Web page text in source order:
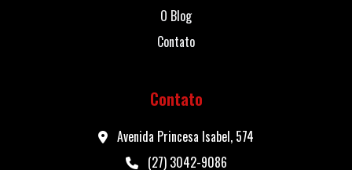
O Blog
Contato
Contato
Avenida Princesa Isabel, 574
(27) 3042-9086